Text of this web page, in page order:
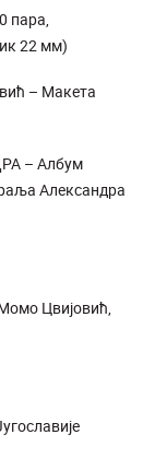
пара,
22 мм)
– Макета
– Албум
Александра
Цвијовић,